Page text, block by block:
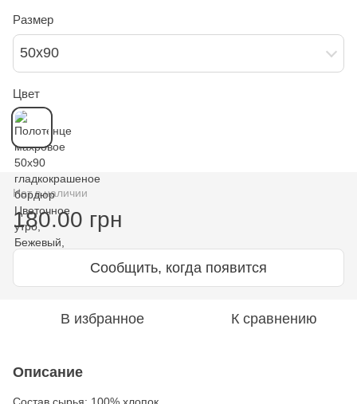
Размер
50х90
Цвет
Нет в наличии
180.00 грн
Сообщить, когда появится
В избранное К сравнению
Описание
Состав сырья: 100% хлопок